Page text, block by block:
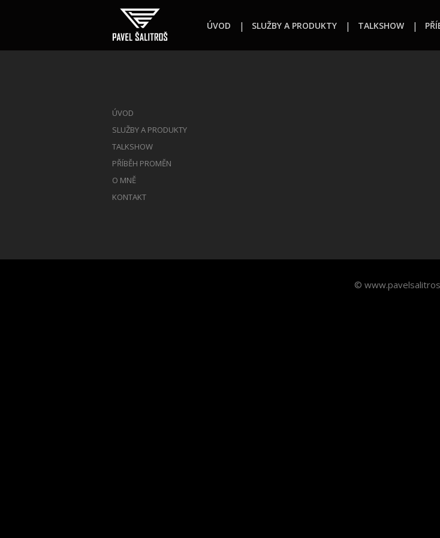
ÚVOD SLUŽBY A PRODUKTY TALKSHOW
ÚVOD
SLUŽBY A PRODUKTY
TALKSHOW
PŘÍBĚH PROMĚN
O MNĚ
KONTAKT
©